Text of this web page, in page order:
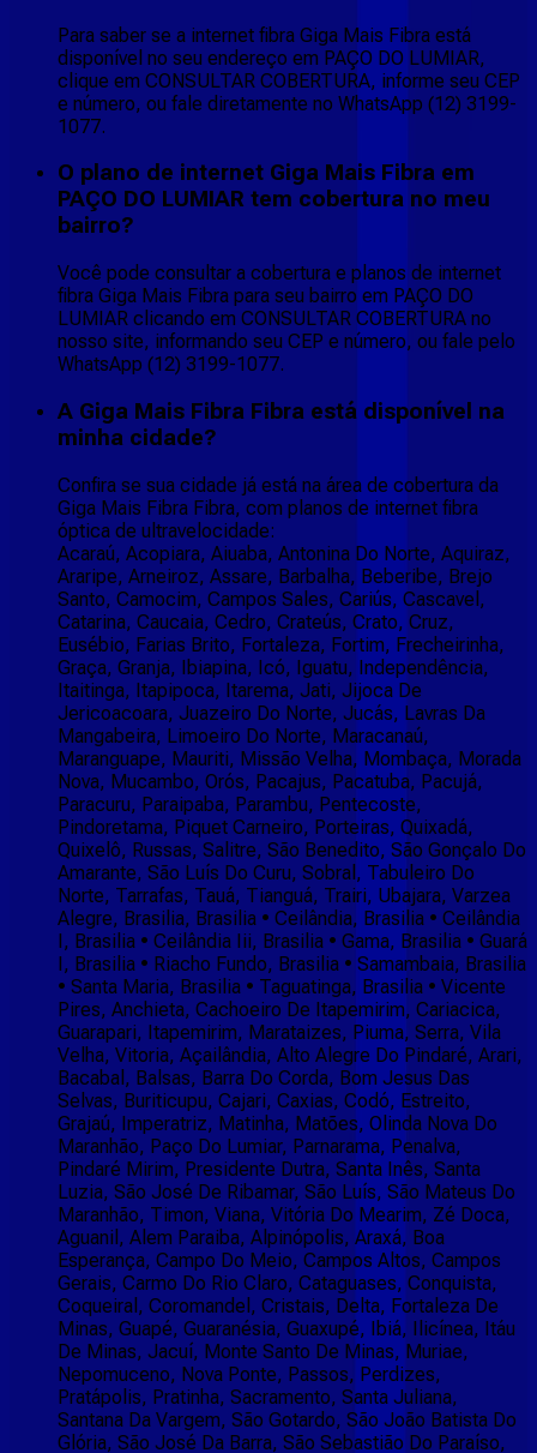
Para saber se a internet fibra Giga Mais Fibra está
disponível no seu endereço em PAÇO DO LUMIAR,
clique em CONSULTAR COBERTURA, informe seu CEP
e número, ou fale diretamente no WhatsApp (12) 3199-
1077.
O plano de internet Giga Mais Fibra em
PAÇO DO LUMIAR tem cobertura no meu
bairro?
Você pode consultar a cobertura e planos de internet
fibra Giga Mais Fibra para seu bairro em PAÇO DO
LUMIAR clicando em CONSULTAR COBERTURA no
nosso site, informando seu CEP e número, ou fale pelo
WhatsApp (12) 3199-1077.
A Giga Mais Fibra Fibra está disponível na
minha cidade?
Confira se sua cidade já está na área de cobertura da
Giga Mais Fibra Fibra, com planos de internet fibra
óptica de ultravelocidade:
Acaraú, Acopiara, Aiuaba, Antonina Do Norte, Aquiraz,
Araripe, Arneiroz, Assare, Barbalha, Beberibe, Brejo
Santo, Camocim, Campos Sales, Cariús, Cascavel,
Catarina, Caucaia, Cedro, Crateús, Crato, Cruz,
Eusébio, Farias Brito, Fortaleza, Fortim, Frecheirinha,
Graça, Granja, Ibiapina, Icó, Iguatu, Independência,
Itaitinga, Itapipoca, Itarema, Jati, Jijoca De
Jericoacoara, Juazeiro Do Norte, Jucás, Lavras Da
Mangabeira, Limoeiro Do Norte, Maracanaú,
Maranguape, Mauriti, Missão Velha, Mombaça, Morada
Nova, Mucambo, Orós, Pacajus, Pacatuba, Pacujá,
Paracuru, Paraipaba, Parambu, Pentecoste,
Pindoretama, Piquet Carneiro, Porteiras, Quixadá,
Quixelô, Russas, Salitre, São Benedito, São Gonçalo Do
Amarante, São Luís Do Curu, Sobral, Tabuleiro Do
Norte, Tarrafas, Tauá, Tianguá, Trairi, Ubajara, Varzea
Alegre, Brasilia, Brasilia • Ceilândia, Brasilia • Ceilândia
I, Brasilia • Ceilândia Iii, Brasilia • Gama, Brasilia • Guará
I, Brasilia • Riacho Fundo, Brasilia • Samambaia, Brasilia
• Santa Maria, Brasilia • Taguatinga, Brasilia • Vicente
Pires, Anchieta, Cachoeiro De Itapemirim, Cariacica,
Guarapari, Itapemirim, Marataizes, Piuma, Serra, Vila
Velha, Vitoria, Açailândia, Alto Alegre Do Pindaré, Arari,
Bacabal, Balsas, Barra Do Corda, Bom Jesus Das
Selvas, Buriticupu, Cajari, Caxias, Codó, Estreito,
Grajaú, Imperatriz, Matinha, Matões, Olinda Nova Do
Maranhão, Paço Do Lumiar, Parnarama, Penalva,
Pindaré Mirim, Presidente Dutra, Santa Inês, Santa
Luzia, São José De Ribamar, São Luís, São Mateus Do
Maranhão, Timon, Viana, Vitória Do Mearim, Zé Doca,
Aguanil, Alem Paraiba, Alpinópolis, Araxá, Boa
Esperança, Campo Do Meio, Campos Altos, Campos
Gerais, Carmo Do Rio Claro, Cataguases, Conquista,
Coqueiral, Coromandel, Cristais, Delta, Fortaleza De
Minas, Guapé, Guaranésia, Guaxupé, Ibiá, Ilicínea, Itáu
De Minas, Jacuí, Monte Santo De Minas, Muriae,
Nepomuceno, Nova Ponte, Passos, Perdizes,
Pratápolis, Pratinha, Sacramento, Santa Juliana,
Santana Da Vargem, São Gotardo, São João Batista Do
Glória, São José Da Barra, São Sebastião Do Paraíso,